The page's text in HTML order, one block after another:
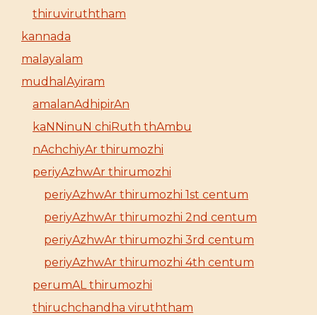
thiruviruththam
kannada
malayalam
mudhalAyiram
amalanAdhipirAn
kaNNinuN chiRuth thAmbu
nAchchiyAr thirumozhi
periyAzhwAr thirumozhi
periyAzhwAr thirumozhi 1st centum
periyAzhwAr thirumozhi 2nd centum
periyAzhwAr thirumozhi 3rd centum
periyAzhwAr thirumozhi 4th centum
perumAL thirumozhi
thiruchchandha viruththam